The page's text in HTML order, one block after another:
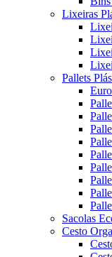
Lixeiras
Pallets
Sacolas
Cesto